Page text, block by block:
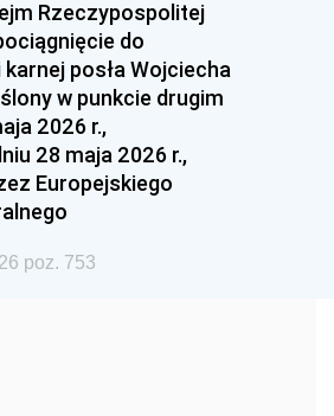
1989
1986 1985
1983
1980 1979
1977
1974
Rzeczypospolitej
do
posła Wojciecha
w punkcie drugim
2026 r.,
28 maja 2026 r.,
Europejskiego
poz. 753